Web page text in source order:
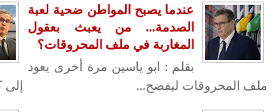
عندما يصبح المواطن ضحية لعبة
الصدمة... من يعبث بعقول
المغاربة في ملف المحروقات؟
بقلم : ابو ياسين مرة أخرى يعود
ملف المحروقات ليفضح...